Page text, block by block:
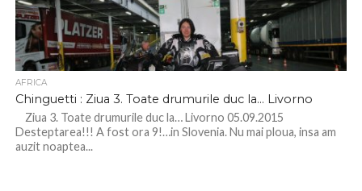
AFRICA
Chinguetti : Ziua 3. Toate drumurile duc la… Livorno
Ziua 3. Toate drumurile duc la… Livorno 05.09.2015
Desteptarea!!! A fost ora 9!…in Slovenia. Nu mai ploua, insa am
auzit noaptea...